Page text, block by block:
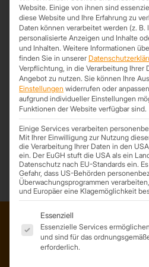
Trapezblech Direktanfrage
ADRESSE
Website. Einige von ihnen sind
diese Website und Ihre Erfahrung zu
Daten können verarbeitet werden (z. B.
personalisierte Anzeigen und Inhalte
und Inhalten. Weitere Informationen
finden Sie in unserer
Verpflichtung, in die Verarbeitung Ihrer
Angebot zu nutzen. Sie können Ihre
Einstellungen widerrufen oder
aufgrund individueller Einstellungen
Funktionen der Website verfügbar sind.
Einige Services verarbeiten
Mit Ihrer Einwilligung zur Nutzung
die Verarbeitung Ihrer Daten in den
ein. Der EuGH stuft die USA als ein
Datenschutz nach EU-Standards ein.
Gefahr, dass US-Behörden
Überwachungsprogrammen
und Europäer eine Klagemöglichkeit
Es folgt eine Liste der
Essenziell
Essenzielle Services
und sind für das
erforderlich.